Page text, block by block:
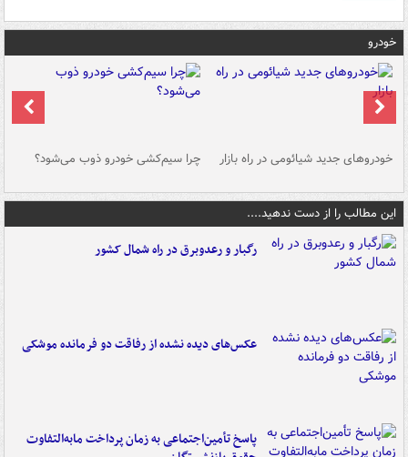
خودرو
خودروهای جدید شیائومی در راه بازار چرا سیم‌کشی خودرو ذوب می‌شود؟
این مطالب را از دست ندهید....
رگبار و رعدوبرق در راه شمال کشور
عکس‌های دیده نشده از رفاقت دو فرمانده‌ موشکی
پاسخ تأمین‌اجتماعی به زمان پرداخت مابه‌التفاوت